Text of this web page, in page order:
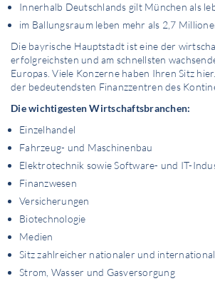
Innerhalb Deutschlands gilt München als
im Ballungsraum leben mehr als 2,7
Die bayrische Hauptstadt ist eine der
erfolgreichsten und am schnellsten
Europas. Viele Konzerne haben Ihren Sitz
der bedeutendsten Finanzzentren des
Die wichtigesten Wirtschaftsbranchen:
Einzelhandel
Fahrzeug- und Maschinenbau
Elektrotechnik sowie Software- und IT-
Finanzwesen
Versicherungen
Biotechnologie
Medien
Sitz zahlreicher nationaler und
Strom, Wasser und Gasversorgung